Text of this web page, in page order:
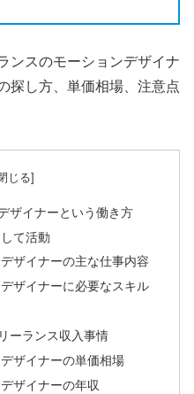
ンスのモーションデザイナ
探し方、単価相場、注意点
ザイナーという働き方
て活動
ザイナーの主な仕事内容
ザイナーに必要なスキル
ーランス収入事情
ザイナーの単価相場
ザイナーの年収